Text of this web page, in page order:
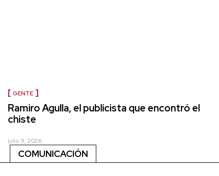
GENTE
Ramiro Agulla, el publicista que encontró el
chiste
julio 9, 2026
COMUNICACIÓN